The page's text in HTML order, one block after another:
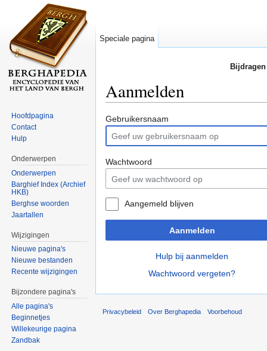
Aanmelden
Gebruikersnaam
Wachtwoord
Aangemeld blijven
Aanmelden
Hulp bij aanmelden
Wachtwoord vergeten?
Speciale pagina
Hoofdpagina
Contact
Hulp
Onderwerpen
Onderwerpen
Barghief Index (Archief
HKB)
Berghse woorden
Jaartallen
Wijzigingen
Nieuwe pagina's
Nieuwe bestanden
Recente wijzigingen
Bijzondere pagina's
Alle pagina's
Beginnetjes
Willekeurige pagina
Zandbak
Privacybeleid Over Berghapedia Voorbehoud